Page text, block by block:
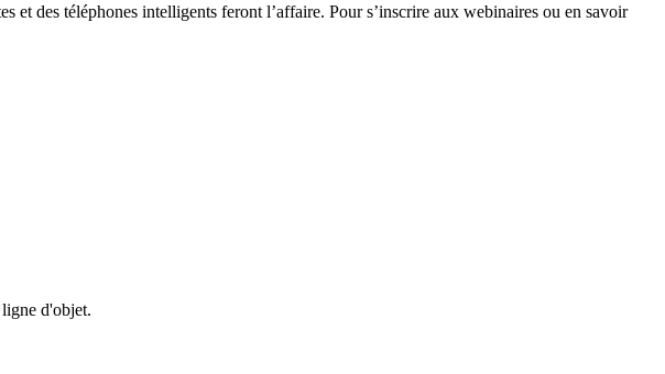
et des téléphones intelligents feront l’affaire. Pour s’inscrire aux webinaires ou en savoir
d'objet.